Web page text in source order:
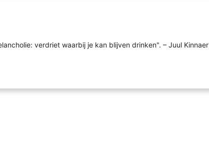
verdriet waarbij je kan blijven drinken". – Juul Kinnaer